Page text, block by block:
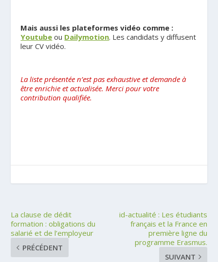
Mais aussi les plateformes vidéo comme :
Youtube ou Dailymotion. Les candidats y diffusent
leur CV vidéo.
La liste présentée n’est pas exhaustive et demande à
être enrichie et actualisée. Merci pour votre
contribution qualifiée.
La clause de dédit
formation : obligations du
salarié et de l’employeur
PRÉCÉDENT
id-actualité : Les étudiants
français et la France en
première ligne du
programme Erasmus.
SUIVANT